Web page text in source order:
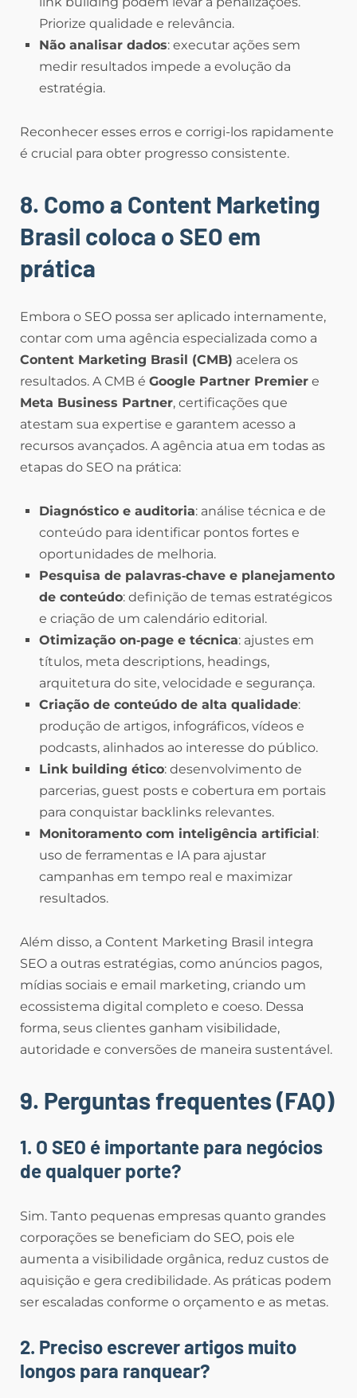
Priorize qualidade e relevância.
Não analisar dados: executar ações sem
medir resultados impede a evolução da
estratégia.
Reconhecer esses erros e corrigi-los rapidamente
é crucial para obter progresso consistente.
8. Como a Content Marketing
Brasil coloca o SEO em
prática
Embora o SEO possa ser aplicado internamente,
contar com uma agência especializada como a
Content Marketing Brasil (CMB) acelera os
resultados. A CMB é Google Partner Premier e
Meta Business Partner, certificações que
atestam sua expertise e garantem acesso a
recursos avançados. A agência atua em todas as
etapas do SEO na prática:
Diagnóstico e auditoria: análise técnica e de
conteúdo para identificar pontos fortes e
oportunidades de melhoria.
Pesquisa de palavras‑chave e planejamento
de conteúdo: definição de temas estratégicos
e criação de um calendário editorial.
Otimização on‑page e técnica: ajustes em
títulos, meta descriptions, headings,
arquitetura do site, velocidade e segurança.
Criação de conteúdo de alta qualidade:
produção de artigos, infográficos, vídeos e
podcasts, alinhados ao interesse do público.
Link building ético: desenvolvimento de
parcerias, guest posts e cobertura em portais
para conquistar backlinks relevantes.
Monitoramento com inteligência artificial:
uso de ferramentas e IA para ajustar
campanhas em tempo real e maximizar
resultados.
Além disso, a Content Marketing Brasil integra
SEO a outras estratégias, como anúncios pagos,
mídias sociais e email marketing, criando um
ecossistema digital completo e coeso. Dessa
forma, seus clientes ganham visibilidade,
autoridade e conversões de maneira sustentável.
9. Perguntas frequentes (FAQ)
1. O SEO é importante para negócios
de qualquer porte?
Sim. Tanto pequenas empresas quanto grandes
corporações se beneficiam do SEO, pois ele
aumenta a visibilidade orgânica, reduz custos de
aquisição e gera credibilidade. As práticas podem
ser escaladas conforme o orçamento e as metas.
2. Preciso escrever artigos muito
longos para ranquear?